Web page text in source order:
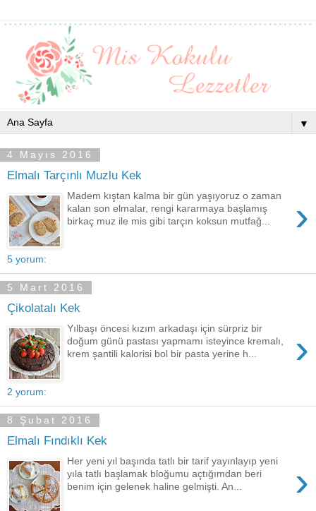
▼
4 Mayıs 2016
Elmalı Tarçınlı Muzlu Kek
›
Madem kıştan kalma bir gün yaşıyoruz o zaman
kalan son elmalar, rengi kararmaya başlamış
birkaç muz ile mis gibi tarçın koksun mutfağ...
5 yorum:
5 Mart 2016
Çikolatalı Kek
›
Yılbaşı öncesi kızım arkadaşı için sürpriz bir
doğum günü pastası yapmamı isteyince kremalı,
krem şantili kalorisi bol bir pasta yerine h...
2 yorum:
8 Şubat 2016
Elmalı Fındıklı Kek
›
Her yeni yıl başında tatlı bir tarif yayınlayıp yeni
yıla tatlı başlamak bloğumu açtığımdan beri
benim için gelenek haline gelmişti. An...